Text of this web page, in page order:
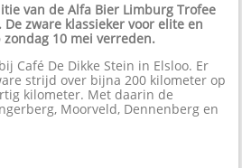
van de Alfa Bier Limburg Trofee
zware klassieker voor elite en
10 mei verreden.
Café De Dikke Stein in Elsloo. Er
strijd over bijna 200 kilometer op
kilometer. Met daarin de
Moorveld, Dennenberg en